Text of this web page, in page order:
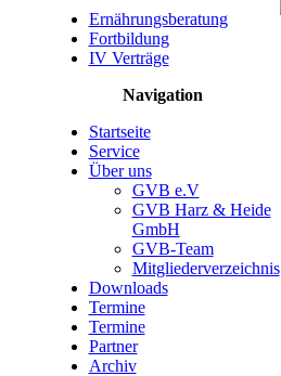
Ernährungsberatung
Fortbildung
IV Verträge
Navigation
Startseite
Service
Über uns
GVB e.V
GVB Harz & Heide
GmbH
GVB-Team
Mitgliederverzeichnis
Downloads
Termine
Termine
Partner
Archiv